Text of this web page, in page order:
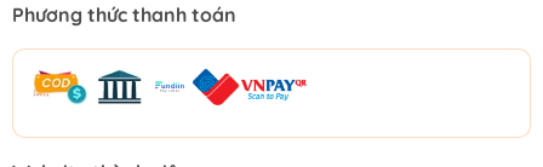
Phương thức thanh toán